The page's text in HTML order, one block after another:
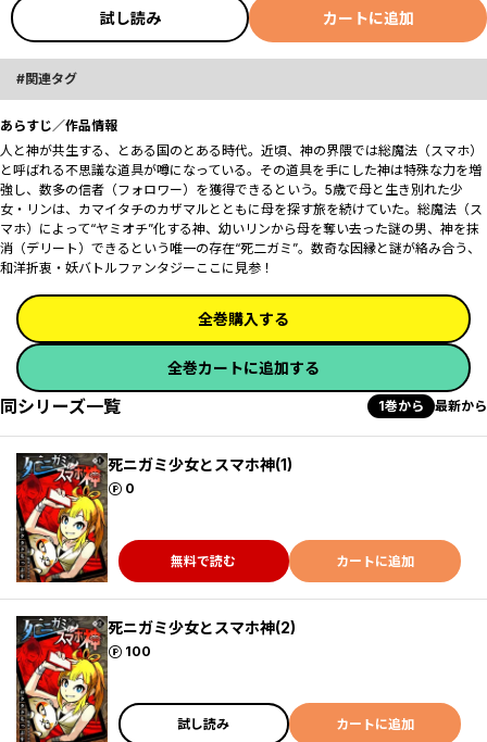
試し読み カートに追加
関連タグ
あらすじ／作品情報
人と神が共生する、とある国のとある時代。近頃、神の界隈では総魔法（スマホ）
と呼ばれる不思議な道具が噂になっている。その道具を手にした神は特殊な力を増
強し、数多の信者（フォロワー）を獲得できるという。5歳で母と生き別れた少
女・リンは、カマイタチのカザマルとともに母を探す旅を続けていた。総魔法（ス
マホ）によって“ヤミオチ”化する神、幼いリンから母を奪い去った謎の男、神を抹
消（デリート）できるという唯一の存在“死二ガミ”。数奇な因縁と謎が絡み合う、
和洋折衷・妖バトルファンタジーここに見参！
全巻購入する
全巻カートに追加する
同シリーズ一覧 1巻から 最新から
死ニガミ少女とスマホ神(1)
0
ポイント
無料で読む カートに追加
死ニガミ少女とスマホ神(2)
100
ポイント
試し読み カートに追加